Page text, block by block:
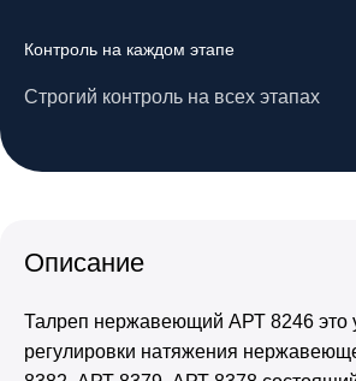
Контроль на каждом этапе
Строгий контроль на всех этапах
Описание
Талреп нержавеющий АРТ 8246 это
регулировки натяжения